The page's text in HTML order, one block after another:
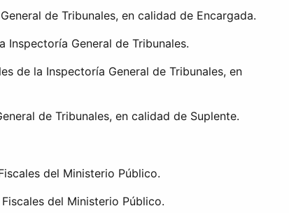
de Tribunales, en calidad de Encargada.
General de Tribunales.
de la Inspectoría General de Tribunales, en
de Tribunales, en calidad de Suplente.
del Ministerio Público.
del Ministerio Público.